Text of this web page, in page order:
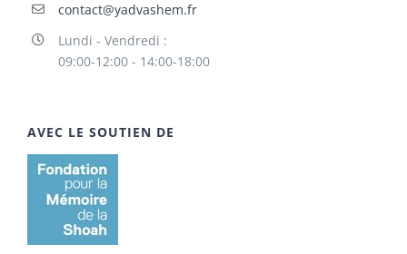
contact@yadvashem.fr
Lundi - Vendredi :
09:00-12:00 - 14:00-18:00
AVEC LE SOUTIEN DE